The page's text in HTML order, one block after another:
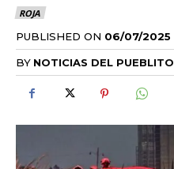
ROJA
PUBLISHED ON 06/07/2025
BY NOTICIAS DEL PUEBLITO